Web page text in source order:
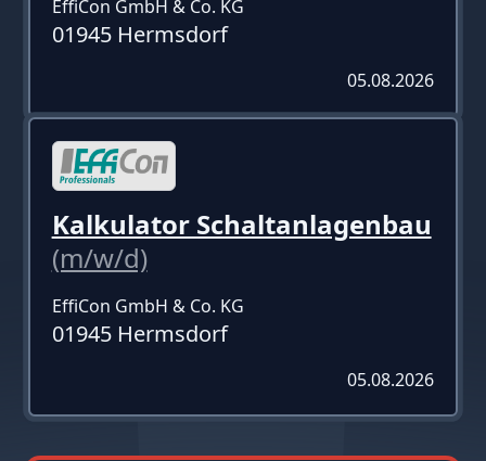
EffiCon GmbH & Co. KG
01945 Hermsdorf
05.08.2026
Kalkulator Schaltanlagenbau
(m/w/d)
EffiCon GmbH & Co. KG
01945 Hermsdorf
05.08.2026